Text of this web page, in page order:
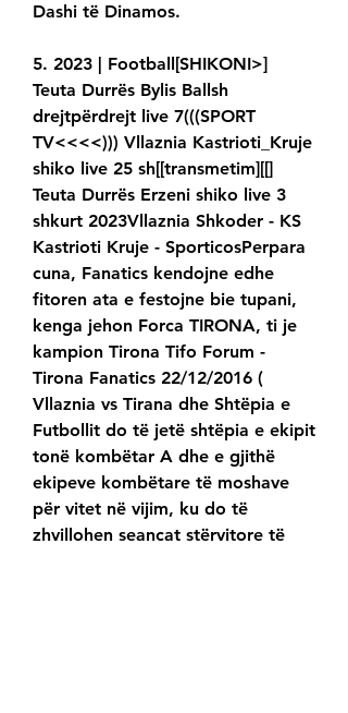
Dashi të Dinamos.
5. 2023 | Football[SHIKONI>]
Teuta Durrës Bylis Ballsh
drejtpërdrejt live 7(((SPORT
TV<<<<))) Vllaznia Kastrioti_Kruje
shiko live 25 sh[[transmetim][[]
Teuta Durrës Erzeni shiko live 3
shkurt 2023Vllaznia Shkoder - KS
Kastrioti Kruje - SporticosPerpara
cuna, Fanatics kendojne edhe
fitoren ata e festojne bie tupani,
kenga jehon Forca TIRONA, ti je
kampion Tirona Tifo Forum -
Tirona Fanatics 22/12/2016 (
Vllaznia vs Tirana dhe Shtëpia e
Futbollit do të jetë shtëpia e ekipit
tonë kombëtar A dhe e gjithë
ekipeve kombëtare të moshave
për vitet në vijim, ku do të
zhvillohen seancat stërvitore të